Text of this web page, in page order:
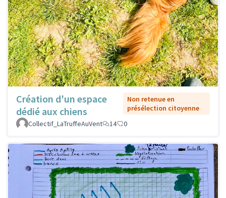
Création d'un espace
dédié aux chiens
Non retenue en
présélection citoyenne
Collectif_LaTruffeAuVent
14 0